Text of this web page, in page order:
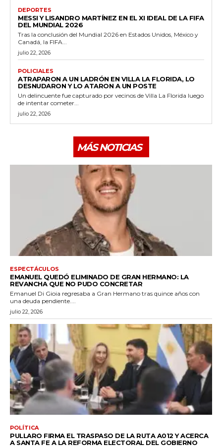
DEPORTES
MESSI Y LISANDRO MARTÍNEZ EN EL XI IDEAL DE LA FIFA
DEL MUNDIAL 2026
Tras la conclusión del Mundial 2026 en Estados Unidos, México y
Canadá, la FIFA...
julio 22, 2026
POLICIALES
ATRAPARON A UN LADRÓN EN VILLA LA FLORIDA, LO
DESNUDARON Y LO ATARON A UN POSTE
Un delincuente fue capturado por vecinos de Villa La Florida luego
de intentar cometer...
julio 22, 2026
MÁS NOTICIAS
ESPECTÁCULOS
EMANUEL QUEDÓ ELIMINADO DE GRAN HERMANO: LA
REVANCHA QUE NO PUDO CONCRETAR
Emanuel Di Gioia regresaba a Gran Hermano tras quince años con
una deuda pendiente....
julio 22, 2026
POLÍTICA
PULLARO FIRMA EL TRASPASO DE LA RUTA A012 Y ACERCA
A SANTA FE A LA REFORMA ELECTORAL DEL GOBIERNO